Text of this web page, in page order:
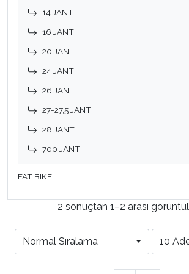
14 JANT
16 JANT
20 JANT
24 JANT
26 JANT
27-27,5 JANT
28 JANT
700 JANT
FAT BIKE
2 sonuçtan 1–2 arası
Normal Sıralama 10